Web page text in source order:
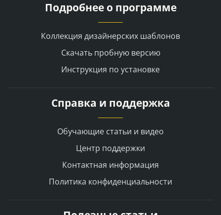
Подробнее о программе
Коллекция дизайнерских шаблонов
Скачать пробную версию
Инструкция по установке
Справка и поддержка
Обучающие статьи и видео
Центр поддержки
Контактная информация
Политика конфиденциальности